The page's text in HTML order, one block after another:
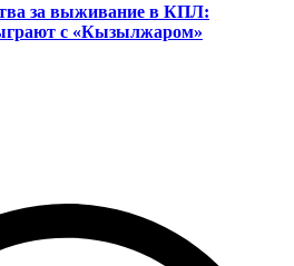
за выживание в КПЛ:
с «Кызылжаром»